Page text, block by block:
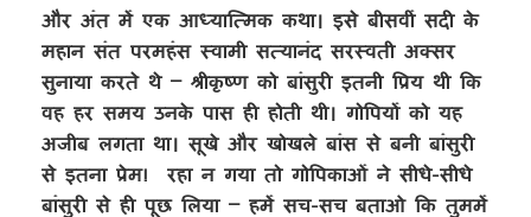
और अंत में एक आध्यात्मिक कथा। इसे बीसवीं सदी के
महान संत परमहंस स्वामी सत्यानंद सरस्वती अक्सर
सुनाया करते थे – श्रीकृष्ण को बांसुरी इतनी प्रिय थी कि
वह हर समय उनके पास ही होती थी। गोपियों को यह
अजीब लगता था। सूखे और खोखले बांस से बनी बांसुरी
से इतना प्रेम! रहा न गया तो गोपिकाओं ने सीधे-सीधे
बांसुरी से ही पूछ लिया – हमें सच-सच बताओ कि तुममें